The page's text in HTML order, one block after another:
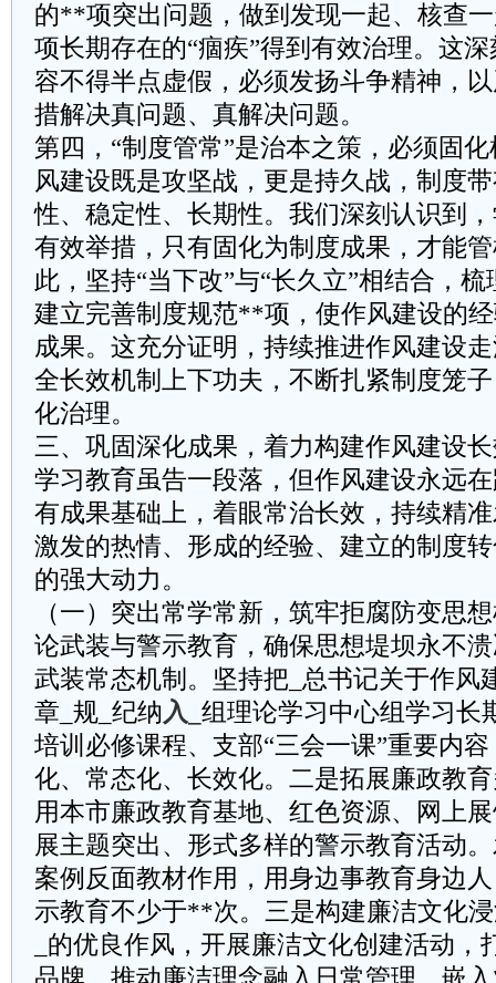
的**项突出问题，做到发现一起、核查
项长期存在的“痼疾”得到有效治理。这
容不得半点虚假，必须发扬斗争精神，
措解决真问题、真解决问题。
第四，“制度管常”是治本之策，必须固
风建设既是攻坚战，更是持久战，制度
性、稳定性、长期性。我们深刻认识到
有效举措，只有固化为制度成果，才能
此，坚持“当下改”与“长久立”相结合，
建立完善制度规范**项，使作风建设的
成果。这充分证明，持续推进作风建设
全长效机制上下功夫，不断扎紧制度笼
化治理。
三、巩固深化成果，着力构建作风建设
学习教育虽告一段落，但作风建设永远
有成果基础上，着眼常治长效，持续精
激发的热情、形成的经验、建立的制度
的强大动力。
（一）突出常学常新，筑牢拒腐防变思
论武装与警示教育，确保思想堤坝永不
武装常态机制。坚持把_总书记关于作风
章_规_纪纳入_ 组理论学习中心组学习长
培训必修课程、支部“三会一课”重要内
化、常态化、长效化。二是拓展廉政教
用本市廉政教育基地、红色资源、网上
展主题突出、形式多样的警示教育活动
案例反面教材作用，用身边事教育身边
示教育不少于**次。三是构建廉洁文化
_的优良作风，开展廉洁文化创建活动，